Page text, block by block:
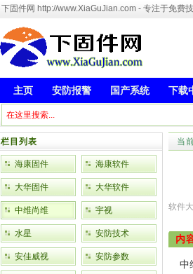
下固件网 http://www.XiaGuJian.com - 专注于免费
主页 安防报警 国产系统 下载
当
软件
内
中
栏目列表
海康固件 海康软件
大华固件 大华软件
中维尚维 宇视
水星 安防技术
安佳威视 安防参数